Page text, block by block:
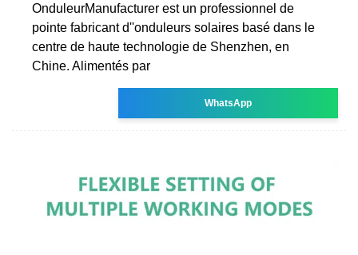
OnduleurManufacturer est un professionnel de
pointe fabricant d''onduleurs solaires basé dans le
centre de haute technologie de Shenzhen, en
Chine. Alimentés par
WhatsApp